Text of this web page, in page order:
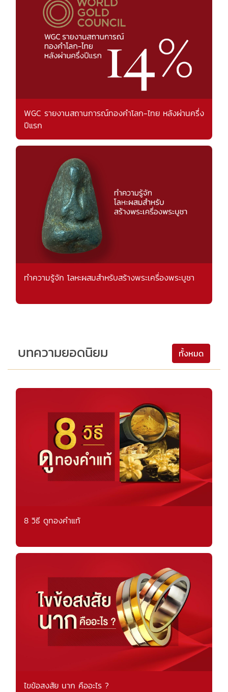
WGC รายงานสถานการณ์ทองคำโลก-ไทย หลังผ่านครึ่ง
ปีแรก
ทำความรู้จัก โลหะผสมสำหรับสร้างพระเครื่องพระบูชา
บทความยอดนิยม ทั้งหมด
8 วิธี ดูทองคำแท้
ไขข้อสงสัย นาก คืออะไร ?